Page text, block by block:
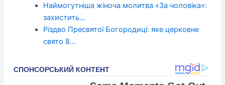
Наймогутніша жіноча молитва «За чоловіка»:
захистить…
Різдво Пресвятої Богородиці: яке церковне
свято 8…